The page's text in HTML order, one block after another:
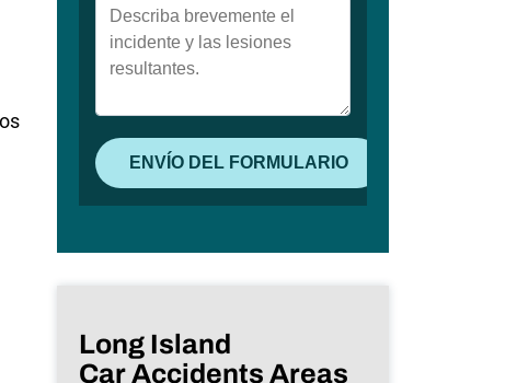
Long Island
Car Accidents Areas